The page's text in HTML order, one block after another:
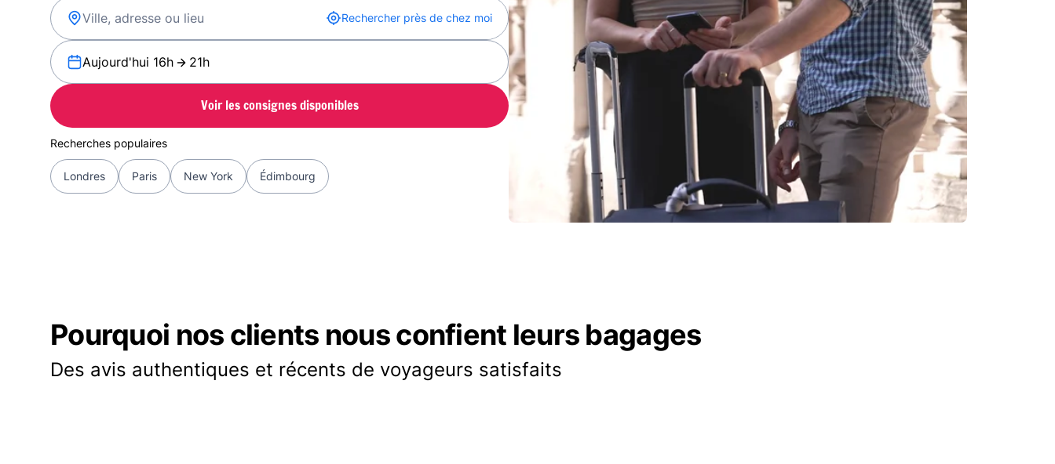
Rechercher près de chez moi
Aujourd'hui 16h 21h
Voir les consignes disponibles
Recherches populaires
Londres Paris New York Édimbourg
Pourquoi nos clients nous confient leurs bagages
Des avis authentiques et récents de voyageurs satisfaits